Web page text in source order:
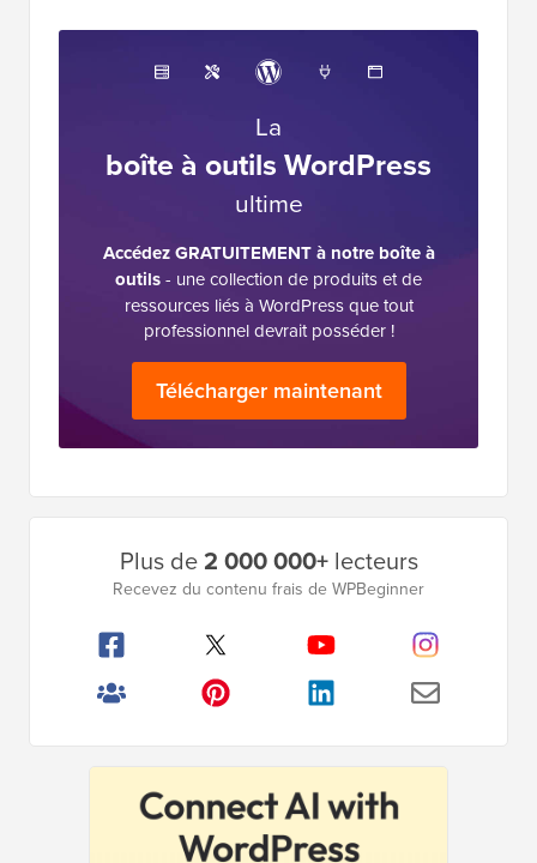
La
boîte à outils WordPress
ultime
Accédez GRATUITEMENT à notre boîte à
outils- une collection de produits et de
ressources liés à WordPress que tout
professionnel devrait posséder !
Télécharger maintenant
Plus de2 000 000+lecteurs
Recevez du contenu frais de WPBeginner